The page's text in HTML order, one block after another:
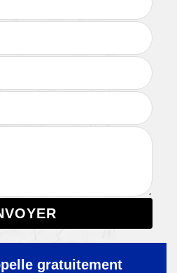
gratuitement